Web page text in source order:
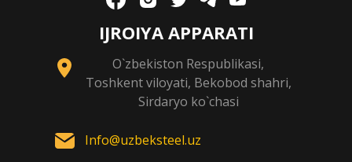
IJROIYA APPARATI
O`zbekiston Respublikasi,
Toshkent viloyati, Bekobod shahri,
Sirdaryo ko`chasi
Info@uzbeksteel.uz